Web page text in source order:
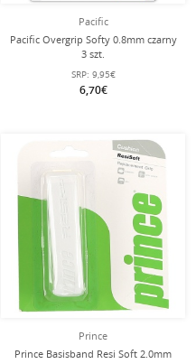
Pacific
Pacific Overgrip Softy 0.8mm czarny
3 szt.
SRP: 9,95€
6,70€
Prince
Prince Basisband Resi Soft 2.0mm